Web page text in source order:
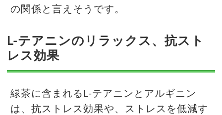
の関係と言えそうです。
L-テアニンのリラックス、抗スト
レス効果
緑茶に含まれるL-テアニンとアルギニン
は、抗ストレス効果や、ストレスを低減す